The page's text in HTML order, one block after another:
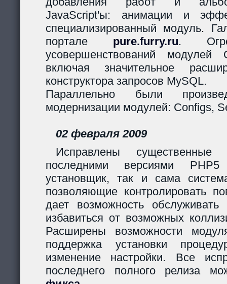
JavaScript'ы: анимации и
специализированный модуль.
портале pure.furry.ru.
усовершенствований
включая значительное
конструктора запросов MySQL.
Параллельно были
модернизации модулей: Configs,
02 февраля 2009
Исправлены существенные
последними версиями
установщик, так и сама
позволяющие контролировать
дает возможность
избавиться от возможных
Расширены возможности
поддержка установки
изменение настройки. Все
последнего полного релиза